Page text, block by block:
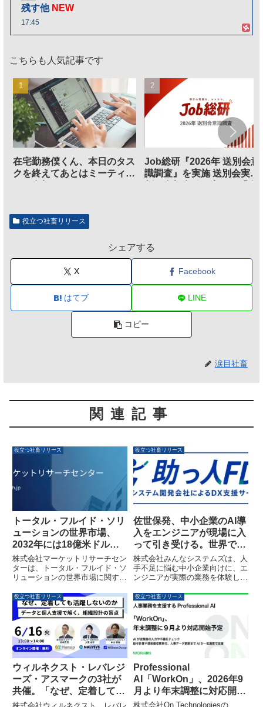
残す他 NEW
17:45
こちらも人気記事です
在宅勤務僕くん、本日のタス
クを終えてあとはミーティン
Job総研『2026年 送別会意
識調査』を実施 送別会実施
役立つ社畜リリース
シェアする
X Facebook
はてブ LINE
コピー
涙目社畜
関連記事
役立つ社畜リリース
トータル・フルイド・ソリ
ューションの世界市場、
2032年には18億米ドル超
に成長予測の調査レポート
が発表
株式会社マーケットリサーチセン
ターは、トータル・フルイド・ソ
リューションの世界市場に関する
た。本レポートでは、2032年ま
でに市場規模が18億米ドルを超
えると予測されており、油分析、
潤滑管理、廃棄物処理などのセグ
メント別分析や主要企業の情報が
含まれています。
役立つ社畜リリース
佐世保発、中小企業のAI導
入をエンジニアが現場に入
って引き受ける。世界で広
がる手法「FDE」を、みん
なシステムズが全国展開
——第1号はムラセグルー
プ
株式会社みんなシステムズは、人
手不足に悩む中小企業向けに、エ
ンジニアが実際の業務を体験した
動化の仕組みづくりまで一貫して
行うDX支援を本格展開します。
このアプローチは
「FDE（Forward Deployed
Engineer＝前線配備エンジニ
ア）」と呼ばれ、世界で急速に広
がっている手法です。第1号事例
として、佐世保市に拠点を置くム
ラセグループへの支援が開始され
ました。
役立つ社畜リリース
ウィルネクスト・レバレジ
ーズ・アスマークの3社が
共催。「なぜ、定着しても
活躍しないのか」をテーマ
株式会社ウィルネクスト、レバレ
役立つ社畜リリース
Professional
AI「WorkOn」、2026年9
月より年末調整に対応開
始。AIが従業員の入力や不
株式会社On Technologiesの